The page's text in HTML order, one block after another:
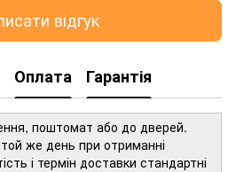
відгук
Оплата Гарантія
поштомат або до дверей.
же день при отриманні
і термін доставки стандартні